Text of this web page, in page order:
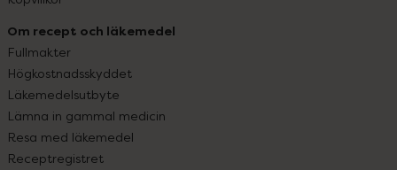
Om recept och läkemedel
Fullmakter
Högkostnadsskyddet
Läkemedelsutbyte
Lämna in gammal medicin
Resa med läkemedel
Receptregistret